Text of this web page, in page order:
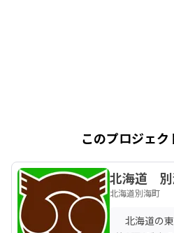
このプロジェ
北海道 別
北海道別海町
北海道の